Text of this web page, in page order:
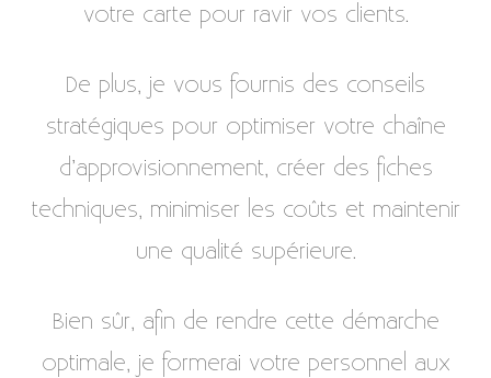
votre carte pour ravir vos clients.
De plus, je vous fournis des conseils
stratégiques pour optimiser votre chaîne
d’approvisionnement, créer des fiches
techniques, minimiser les coûts et maintenir
une qualité supérieure.
Bien sûr, afin de rendre cette démarche
optimale, je formerai votre personnel aux